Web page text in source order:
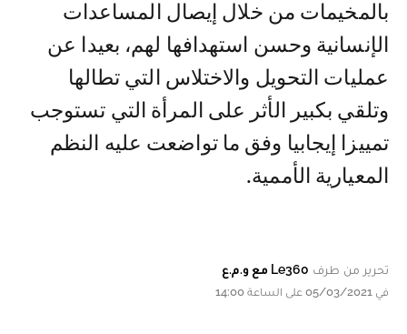
بالمخيمات من خلال إيصال المساعدات
الإنسانية وحسن استهدافها لهم، بعيدا عن
عمليات التحويل والاختلاس التي تطالها
وتلقي بكبير الأثر على المرأة التي تستوجب
تمييزا إيجابيا وفق ما تواضعت عليه النظم
المعيارية الأممية.
تحرير من طرف Le360 مع و.م.ع
في 05/03/2021 على الساعة 14:00